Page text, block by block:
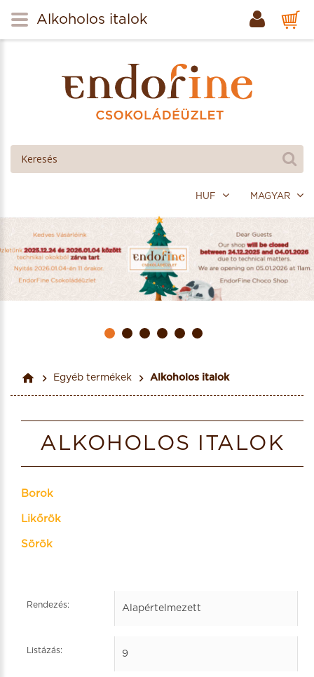
MAGYAR
HUF
Egyéb termékek Alkoholos italok
ALKOHOLOS ITALOK
Borok
Likőrök
Sörök
Rendezés:
Listázás:
Alkoholos italok